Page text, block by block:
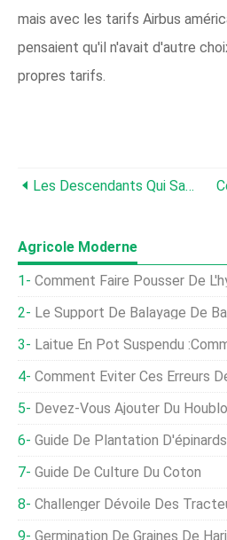
mais avec les tarifs Airbus
pensaient qu'il n'avait d'autre
propres tarifs.
Les Descendants Qui Sauvent Les Graines
Agricole Moderne
Comment Faire Pousser De
Le Support De Balayage De Bac
Laitue En Pot Suspendu :comment
Comment Éviter Ces Erreurs De Débutant Lors De La
Devez-Vous Ajouter Du
Guide De Plantation D'épinards:Comment Faire
Guide De Culture Du Coton
Challenger Dévoile Des Tracteurs À
Germination De Graines De